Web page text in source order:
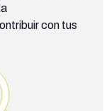
la
con tus